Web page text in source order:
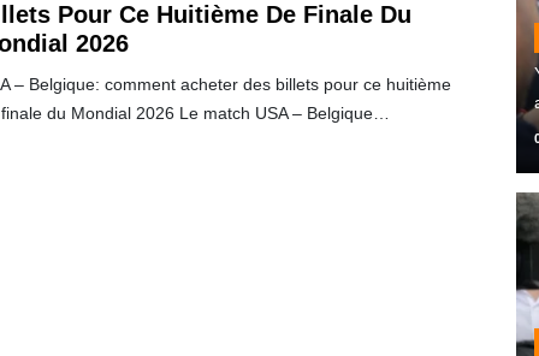
Pour Ce Huitième De Finale Du
2026
– Belgique: comment acheter des billets pour ce huitième
du Mondial 2026 Le match USA – Belgique…